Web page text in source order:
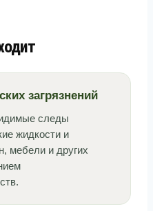
загрязнений
следы
жидкости и
мебели и других